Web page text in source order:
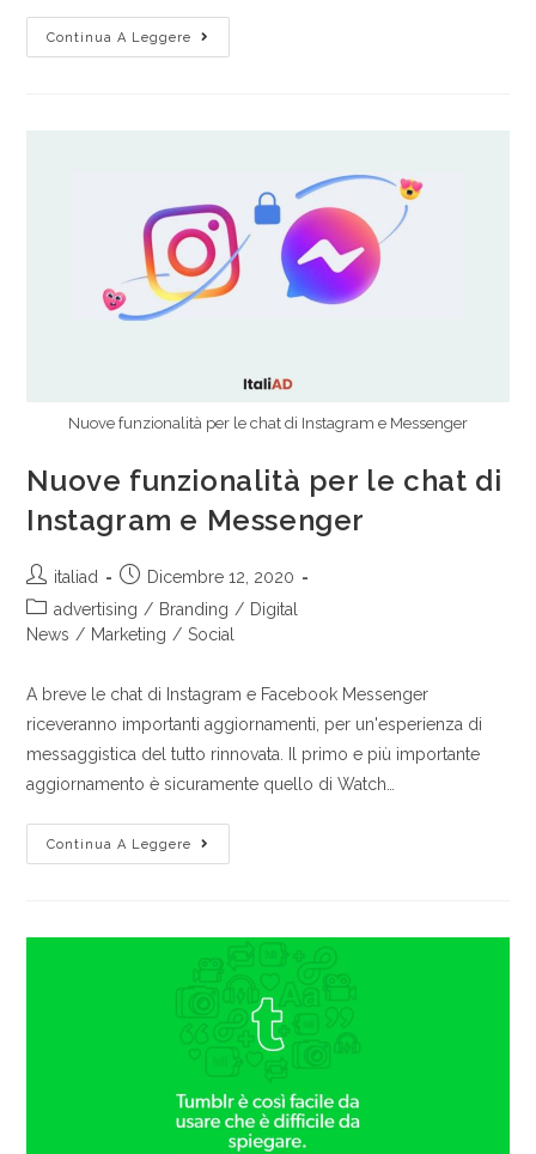
Continua A Leggere
Nuove funzionalità per le chat di Instagram e Messenger
Nuove funzionalità per le chat di
Instagram e Messenger
italiad
Dicembre 12, 2020
advertising / Branding / Digital
News / Marketing / Social
A breve le chat di Instagram e Facebook Messenger
riceveranno importanti aggiornamenti, per un'esperienza di
messaggistica del tutto rinnovata. Il primo e più importante
aggiornamento è sicuramente quello di Watch…
Continua A Leggere